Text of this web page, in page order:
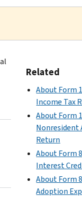
Related
About Form
Income Tax
About Form
Nonresident
Return
About Form
Interest
About Form
Adoption